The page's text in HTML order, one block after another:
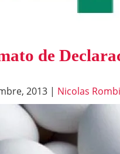
de
2013 | Nicolas